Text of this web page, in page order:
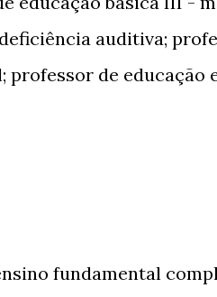
auditiva;
professor de educação
fundamental